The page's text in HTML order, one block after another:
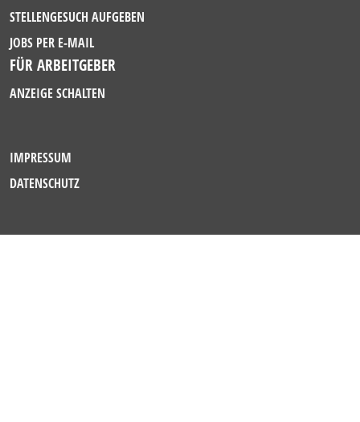
STELLENGESUCH AUFGEBEN
JOBS PER E-MAIL
FÜR ARBEITGEBER
ANZEIGE SCHALTEN
IMPRESSUM
DATENSCHUTZ